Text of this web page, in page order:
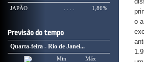
JAPÃO
1,86%
Previsão do tempo
Quarta-feira - Rio de Janei...
Máx
Min